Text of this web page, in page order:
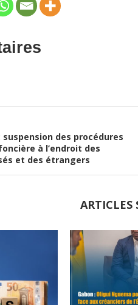
des procédures
à l’endroit des
et des étrangers
ARTICLES